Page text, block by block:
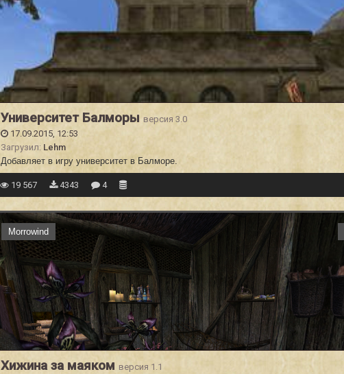
Университет Балморы версия 3.0
17.09.2015, 12:53
Загрузил: Lehm
Добавляет в игру университет в Балморе.
19 567 4343 4
Morrowind
Хижина за маяком версия 1.1